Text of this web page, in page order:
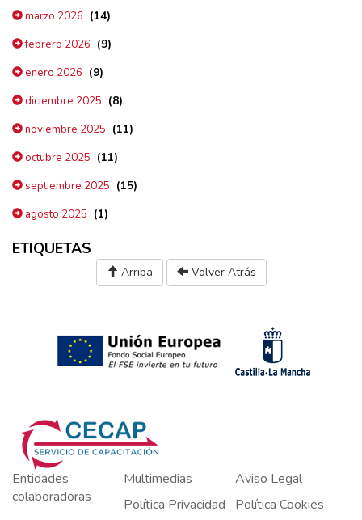
marzo 2026 (14)
febrero 2026 (9)
enero 2026 (9)
diciembre 2025 (8)
noviembre 2025 (11)
octubre 2025 (11)
septiembre 2025 (15)
agosto 2025 (1)
ETIQUETAS
Arriba Volver Atrás
Entidades
colaboradoras
Multimedias
Aviso Legal
Política Privacidad
Política Cookies